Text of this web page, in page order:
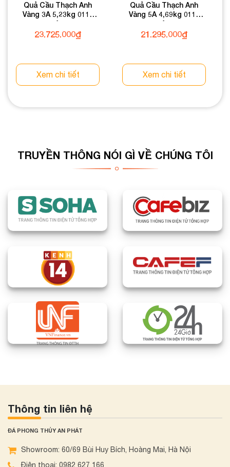
Quả Cầu Thạch Anh
Vàng 3A 5,23kg 011-
0913A-5,23
23.725.000₫
Xem chi tiết
Quả Cầu Thạch Anh
Vàng 5A 4,69kg 011-
0915A-4,69
21.295.000₫
Xem chi tiết
TRUYỀN THÔNG NÓI GÌ VỀ CHÚNG TÔI
Thông tin liên hệ
ĐÁ PHONG THỦY AN PHÁT
Showroom: 60/69 Bùi Huy Bích, Hoàng Mai, Hà Nội
Điện thoại: 0982 627 166